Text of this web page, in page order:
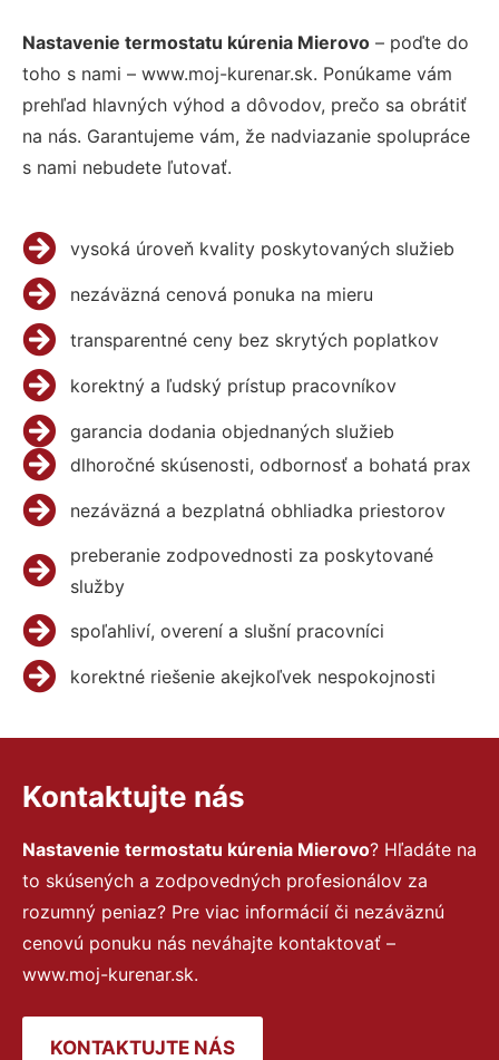
Nastavenie termostatu kúrenia Mierovo – poďte do
toho s nami – www.moj-kurenar.sk. Ponúkame vám
prehľad hlavných výhod a dôvodov, prečo sa obrátiť
na nás. Garantujeme vám, že nadviazanie spolupráce
s nami nebudete ľutovať.
vysoká úroveň kvality poskytovaných služieb
nezáväzná cenová ponuka na mieru
transparentné ceny bez skrytých poplatkov
korektný a ľudský prístup pracovníkov
garancia dodania objednaných služieb
dlhoročné skúsenosti, odbornosť a bohatá prax
nezáväzná a bezplatná obhliadka priestorov
preberanie zodpovednosti za poskytované
služby
spoľahliví, overení a slušní pracovníci
korektné riešenie akejkoľvek nespokojnosti
Kontaktujte nás
Nastavenie termostatu kúrenia Mierovo? Hľadáte na
to skúsených a zodpovedných profesionálov za
rozumný peniaz? Pre viac informácií či nezáväznú
cenovú ponuku nás neváhajte kontaktovať –
www.moj-kurenar.sk.
KONTAKTUJTE NÁS